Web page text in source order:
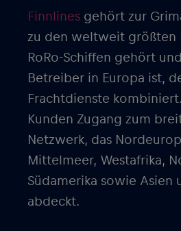
Finnlines gehört zur
zu den weltweit größten
RoRo-Schiffen gehört
Betreiber in Europa ist,
Frachtdienste
Kunden Zugang zum
Netzwerk, das
Mittelmeer, Westafrika,
Südamerika sowie Asien
abdeckt.